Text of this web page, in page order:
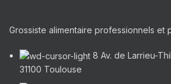
Grossiste alimentaire professionnels et
8 Av. de Larrieu-
31100 Toulouse